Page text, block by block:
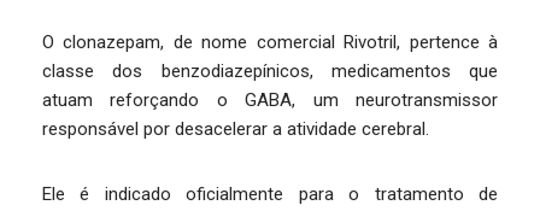
O clonazepam, de nome comercial Rivotril, pertence à
classe dos benzodiazepínicos, medicamentos que
atuam reforçando o GABA, um neurotransmissor
responsável por desacelerar a atividade cerebral.
Ele é indicado oficialmente para o tratamento de